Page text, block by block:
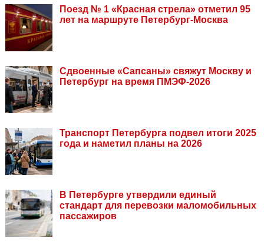
Поезд № 1 «Красная стрела» отметил 95
лет на маршруте Петербург-Москва
Сдвоенные «Сапсаны» свяжут Москву и
Петербург на время ПМЭФ-2026
Транспорт Петербурга подвел итоги 2025
года и наметил планы на 2026
В Петербурге утвердили единый
стандарт для перевозки маломобильных
пассажиров